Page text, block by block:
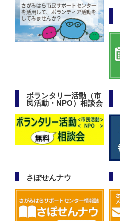
ボランタリー活動（市
民活動・NPO）相談会
さぽせんナウ